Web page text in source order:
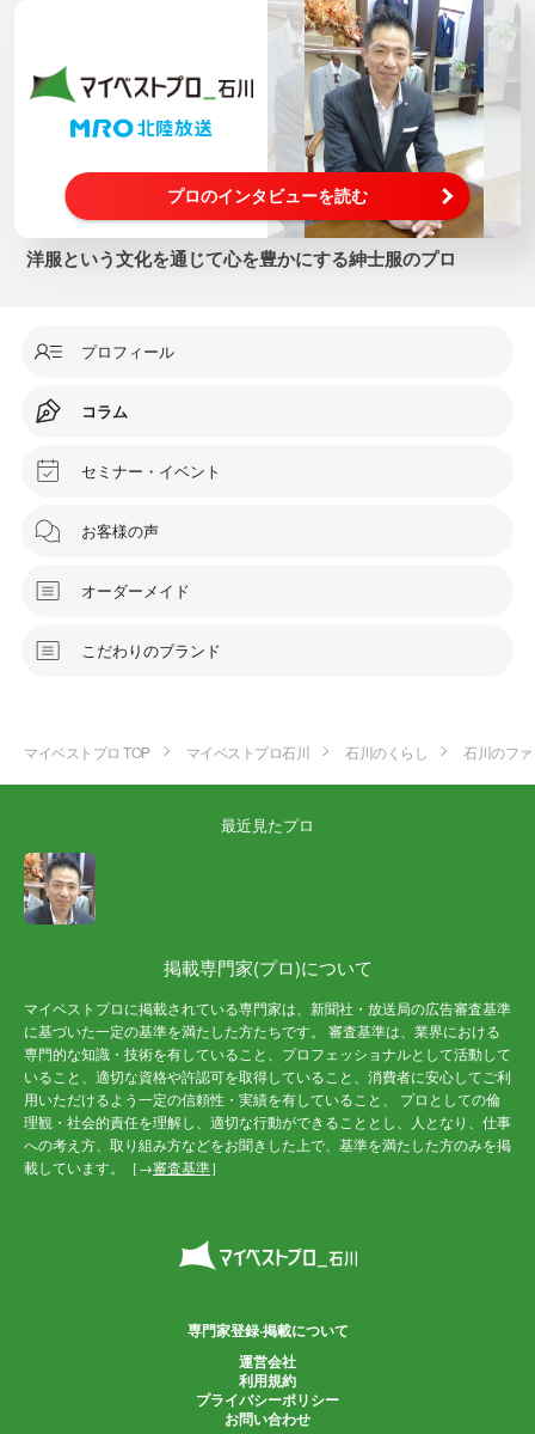
プロのインタビューを読む
洋服という文化を通じて心を豊かにする紳士服のプロ
プロフィール
コラム
セミナー・イベント
お客様の声
オーダーメイド
こだわりのブランド
マイベストプロ TOP マイベストプロ石川 石川のくらし 石川のフ
最近見たプロ
掲載専門家(プロ)について
マイベストプロに掲載されている専門家は、新聞社・放送局の広告審査基準
に基づいた一定の基準を満たした方たちです。 審査基準は、業界における
専門的な知識・技術を有していること、プロフェッショナルとして活動して
いること、適切な資格や許認可を取得していること、消費者に安心してご利
用いただけるよう一定の信頼性・実績を有していること、 プロとしての倫
理観・社会的責任を理解し、適切な行動ができることとし、人となり、仕事
への考え方、取り組み方などをお聞きした上で、基準を満たした方のみを掲
載しています。［→審査基準］
専門家登録·掲載について
運営会社
利用規約
プライバシーポリシー
お問い合わせ